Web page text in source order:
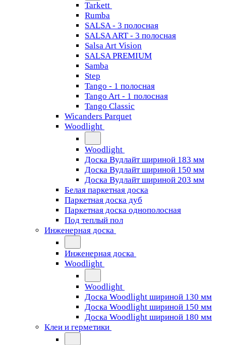
Tarkett
Rumba
SALSA - 3 полосная
SALSA ART - 3 полосная
Salsa Art Vision
SALSA PREMIUM
Samba
Step
Tango - 1 полосная
Tango Art - 1 полосная
Tango Classiс
Wicanders Parquet
Woodlight
Woodlight
Доска Вудлайт шириной 183 мм
Доска Вудлайт шириной 150 мм
Доска Вудлайт шириной 203 мм
Белая паркетная доска
Паркетная доска дуб
Паркетная доска однополосная
Под теплый пол
Инженерная доска
Инженерная доска
Woodlight
Woodlight
Доска Woodlight шириной 130 мм
Доска Woodlight шириной 150 мм
Доска Woodlight шириной 180 мм
Клеи и герметики